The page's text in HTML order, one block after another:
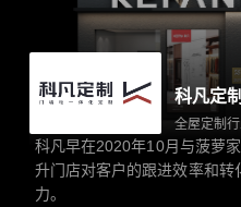
科凡定制
全屋定制
科凡早在2020年10月与菠萝
升门店对客户的跟进效率和
力。